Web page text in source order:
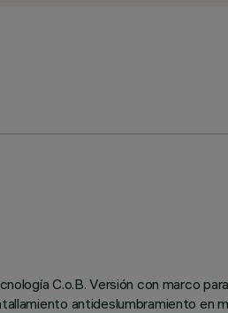
C.o.B. Versión con marco
antideslumbramiento